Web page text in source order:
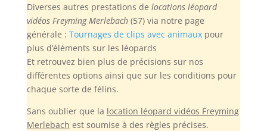
Diverses autres prestations de locations léopard
vidéos Freyming Merlebach(57) via notre page
générale : Tournages de clips avec animauxpour
plus d’éléments sur les léopards
Et retrouvez bien plus de précisions sur nos
différentes options ainsi que sur les conditions pour
chaque sorte de félins.
Sans oublierque la location léopard vidéos Freyming
Merlebach est soumise à des règles précises.